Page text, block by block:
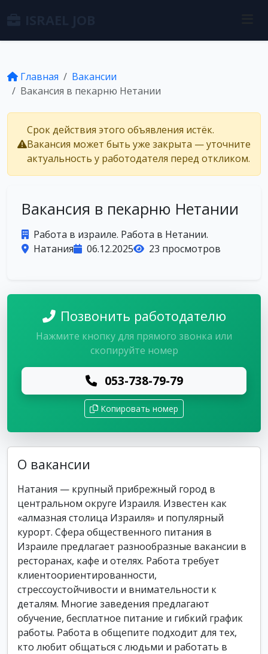
Главная
Вакансии
Вакансия в пекарню Нетании
Срок действия этого объявления истёк.
Вакансия может быть уже закрыта — уточните
актуальность у работодателя перед откликом.
Вакансия в пекарню Нетании
Работа в израиле. Работа в Нетании.
Натания
06.12.2025 23 просмотров
Позвонить работодателю
Нажмите кнопку для прямого звонка или
скопируйте номер
053-738-79-79
Копировать номер
О вакансии
Натания — крупный прибрежный город в
центральном округе Израиля. Известен как
«алмазная столица Израиля» и популярный
курорт. Сфера общественного питания в
Израиле предлагает разнообразные вакансии в
ресторанах, кафе и отелях. Работа требует
клиентоориентированности,
стрессоустойчивости и внимательности к
деталям. Многие заведения предлагают
обучение, бесплатное питание и гибкий график
работы. Работа в общепите подходит для тех,
кто любит общаться с людьми и работать в